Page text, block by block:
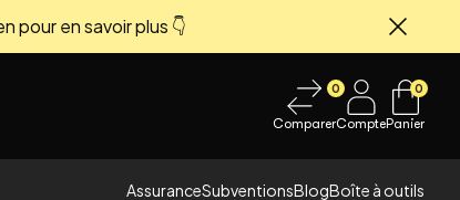
pour en savoir plus 👇
0
ComparerCompte
0
Panier
AssuranceSubventionsBlogBoîte à outils